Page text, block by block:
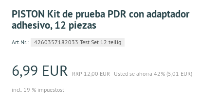
PISTON Kit de prueba PDR con adaptador
adhesivo, 12 piezas
Art.Nr.: 4260357182033 Test Set 12 teilig
6,99 EUR RRP 12,00 EUR Usted se ahorra 42% (5,01 EUR)
incl. 19 % impuestost